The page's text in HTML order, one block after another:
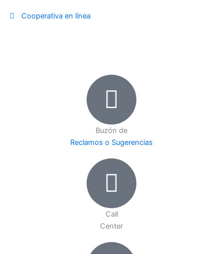
Cooperativa en línea
Buzón de
Reclamos o Sugerencias
Call
Center